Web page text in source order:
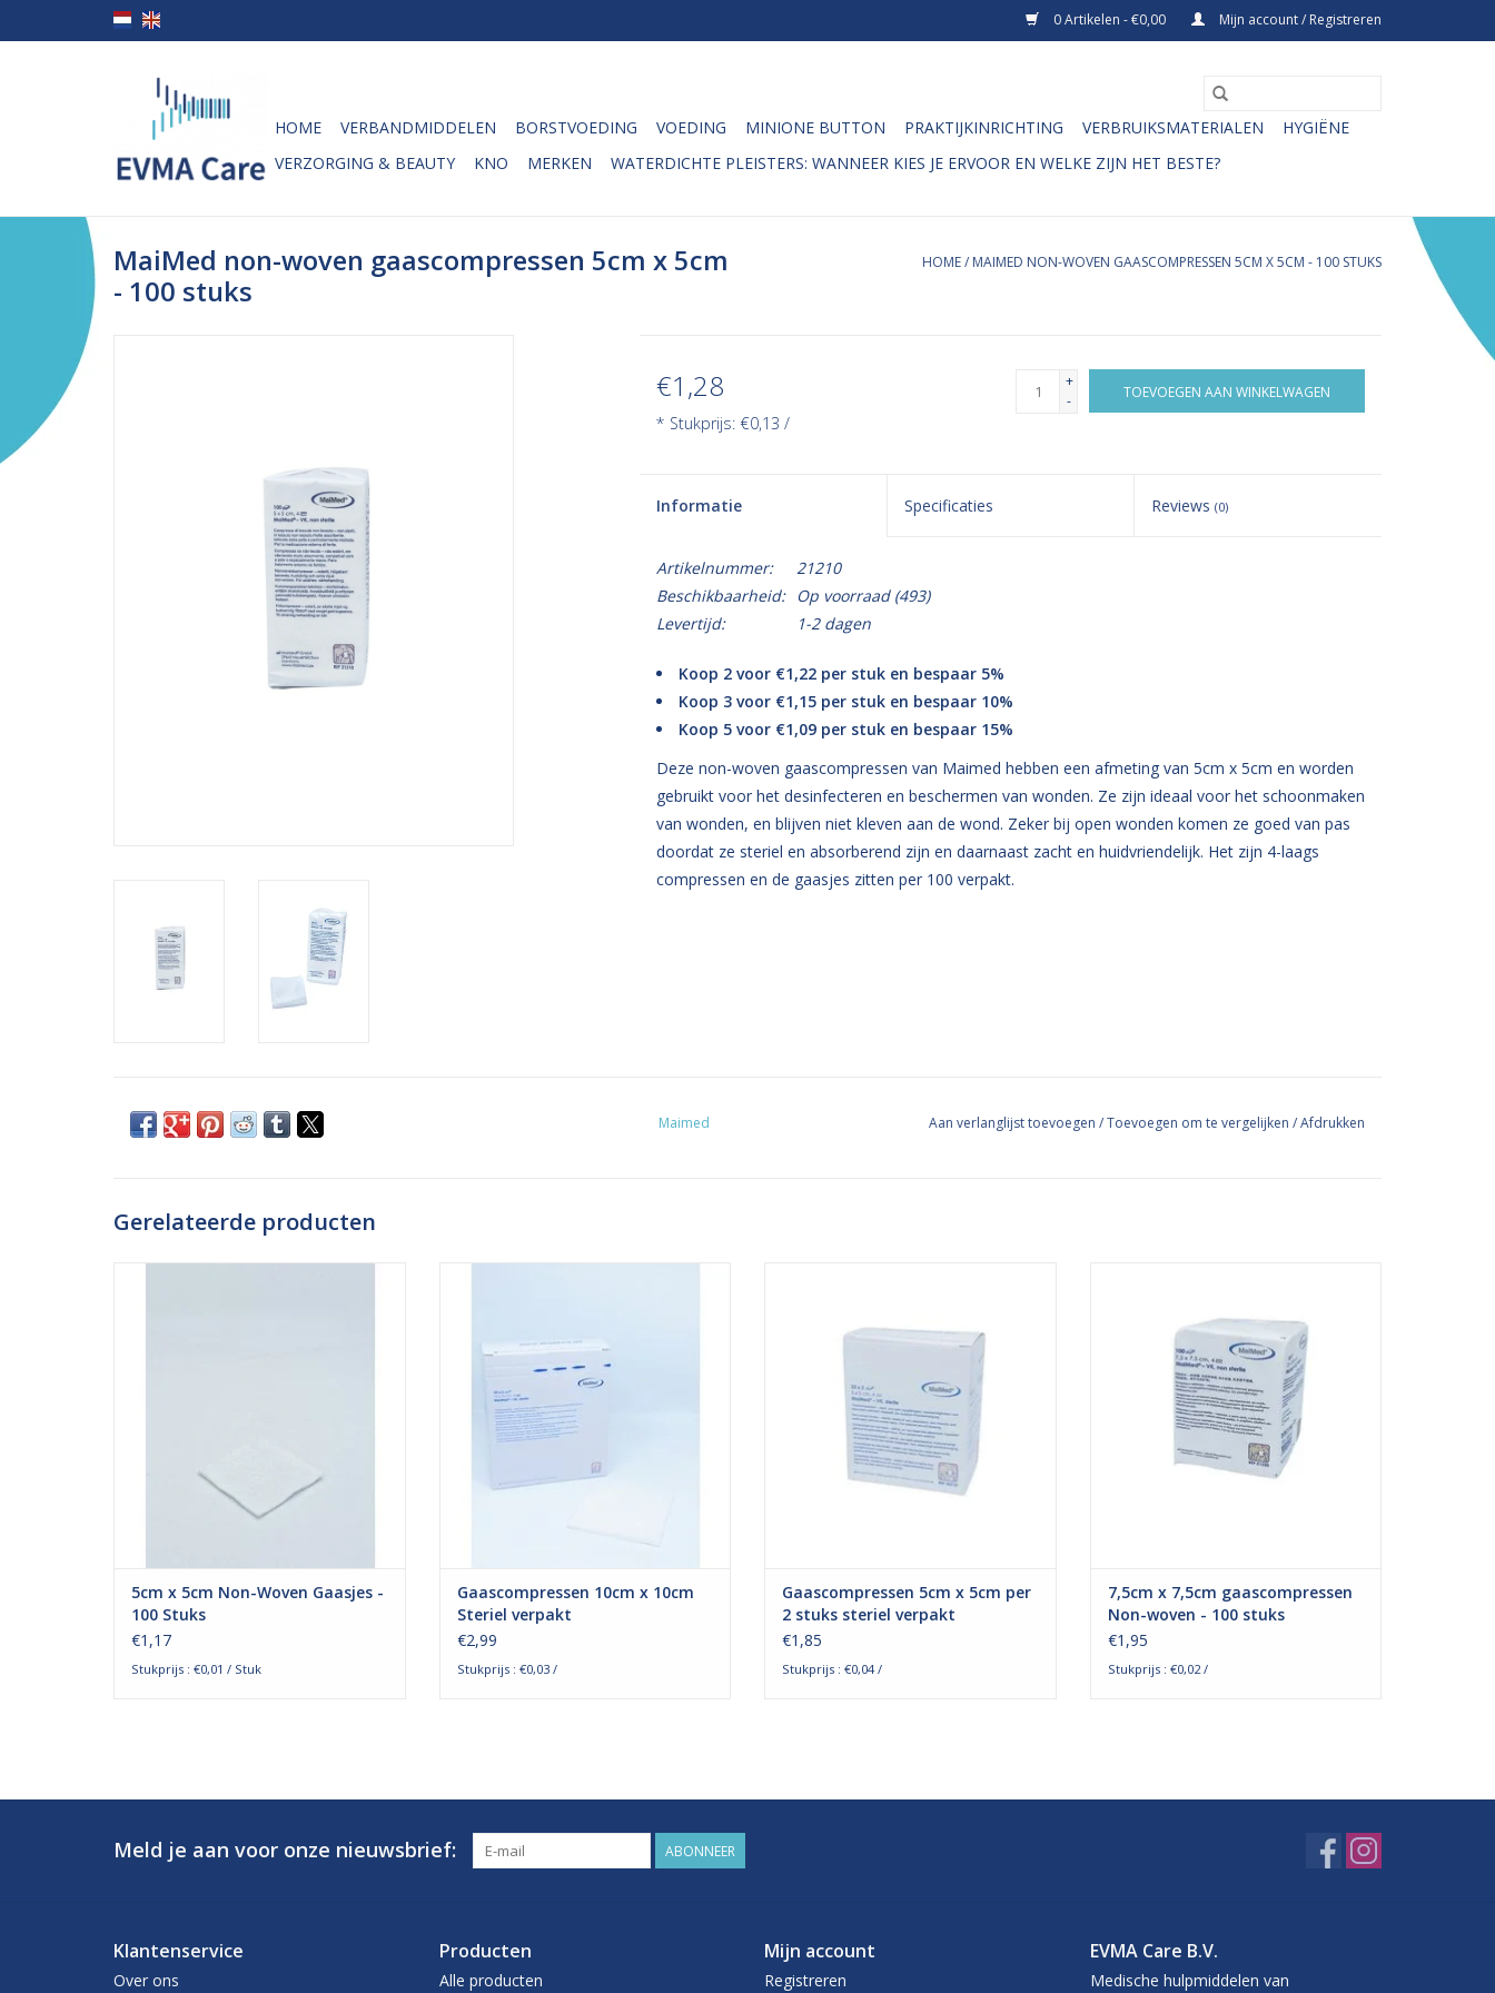
0 Artikelen - €0,00 Mijn account / Registreren
HOME VERBANDMIDDELEN BORSTVOEDING VOEDING MINIONE BUTTON PRAKTIJKINRICHTING VERBRUIKSMATERIALEN
HYGIËNE
VERZORGING & BEAUTY
KNO MERKEN WATERDICHTE PLEISTERS: WANNEER KIES JE ERVOOR EN WELKE ZIJN HET BESTE?
MaiMed non-woven gaascompressen 5cm x 5cm
- 100 stuks
HOME/ MAIMED NON-WOVEN GAASCOMPRESSEN 5CM X 5CM - 100 STUKS
€1,28
* Stukprijs: €0,13 /
+
-
TOEVOEGEN AAN WINKELWAGEN
Informatie Specificaties Reviews(0)
Artikelnummer:
21210
Beschikbaarheid:
Op voorraad(493)
Levertijd:
1-2 dagen
Koop 2 voor €1,22 per stuk en bespaar 5%
Koop 3 voor €1,15 per stuk en bespaar 10%
Koop 5 voor €1,09 per stuk en bespaar 15%
Deze non-woven gaascompressen van Maimed hebben een afmeting van 5cm x 5cm en worden
gebruikt voor het desinfecteren en beschermen van wonden. Ze zijn ideaal voor het schoonmaken
van wonden, en blijven niet kleven aan de wond. Zeker bij open wonden komen ze goed van pas
doordat ze steriel en absorberend zijn en daarnaast zacht en huidvriendelijk. Het zijn 4-laags
compressen en de gaasjes zitten per 100 verpakt.
Maimed Aan verlanglijst toevoegen /Toevoegen om te vergelijken /Afdrukken
Gerelateerde producten
5cm x 5cm Non-Woven Gaasjes -
100 Stuks
€1,17
Stukprijs : €0,01 / Stuk
worden gebruikt voor het desinfecteren
en beschermen van wonden. Ze zijn ideaal
voor het schoonmaken van wonden, en
blijven niet kleven aa
TOEVOEGEN AAN WINKELWAGEN
Gaascompressen 10cm x 10cm
Steriel verpakt
€2,99
Stukprijs : €0,03 /
worden gebruikt voor het desinfecteren
en beschermen van wonden. Ze zijn ideaal
voor het schoonmaken van wonden, en
blijven niet kleven aan
TOEVOEGEN AAN WINKELWAGEN
Gaascompressen 5cm x 5cm per
2 stuks steriel verpakt
€1,85
Stukprijs : €0,04 /
7,5cm en worden gebruikt voor het
desinfecteren en beschermen van
wonden. Ze zijn ideaal voor het
schoonmaken van wonden, en blijven niet
kleven aan de wond. Zeker bij open
wonden k
TOEVOEGEN AAN WINKELWAGEN
7,5cm x 7,5cm gaascompressen
Non-woven - 100 stuks
€1,95
Stukprijs : €0,02 /
Meld je aan voor onze nieuwsbrief: ABONNEER
Klantenservice
Over ons
Producten
Alle producten
Mijn account
Registreren
EVMA Care B.V.
Medische hulpmiddelen van